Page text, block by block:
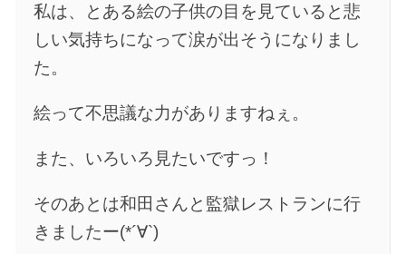
私は、とある絵の子供の目を見ていると悲
しい気持ちになって涙が出そうになりまし
た。
絵って不思議な力がありますねぇ。
また、いろいろ見たいですっ！
そのあとは和田さんと監獄レストランに行
きましたー(*´∀`)